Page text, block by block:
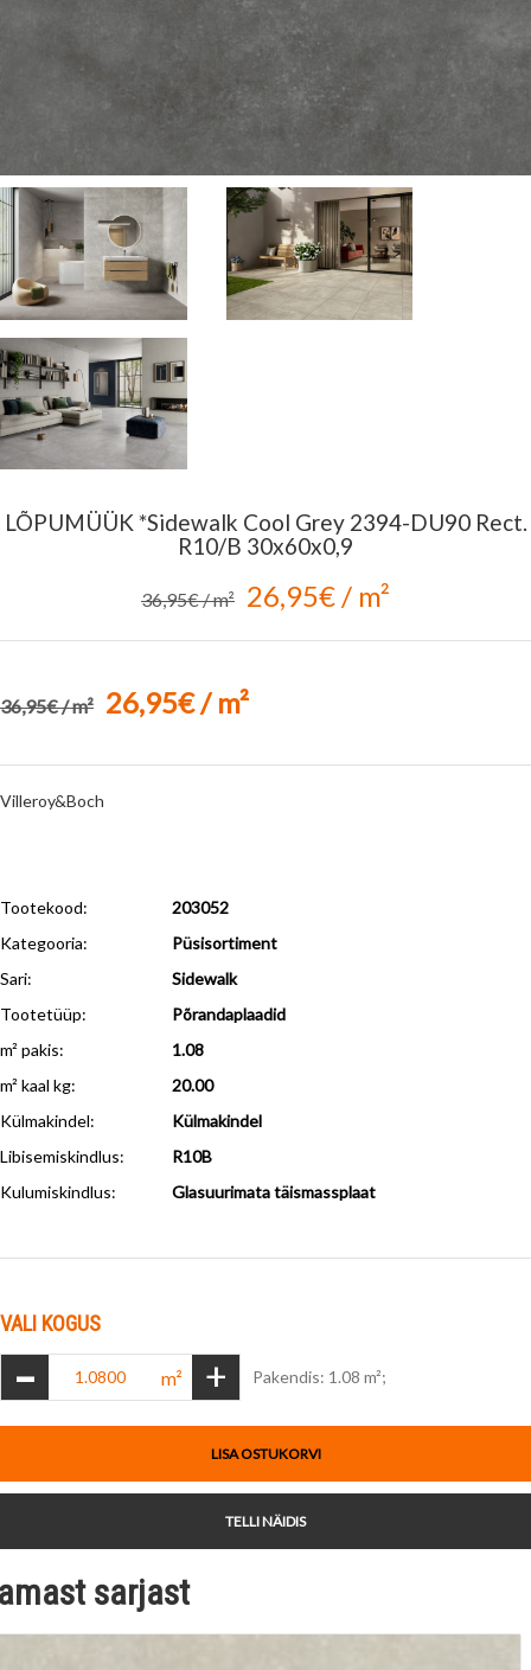
LÕPUMÜÜK *Sidewalk Cool Grey 2394-DU90 Rect.
R10/B 30x60x0,9
36,95€ / m² 26,95€ / m²
36,95€ / m² 26,95€ / m²
Villeroy&Boch
Tootekood:
203052
Kategooria:
Püsisortiment
Sari:
Sidewalk
Tootetüüp:
Põrandaplaadid
m² pakis:
1.08
m² kaal kg:
20.00
Külmakindel:
Külmakindel
Libisemiskindlus:
R10B
Kulumiskindlus: Glasuurimata täismassplaat
VALI KOGUS
- m² + Pakendis: 1.08 m²;
LISA OSTUKORVI
TELLI NÄIDIS
sarjast